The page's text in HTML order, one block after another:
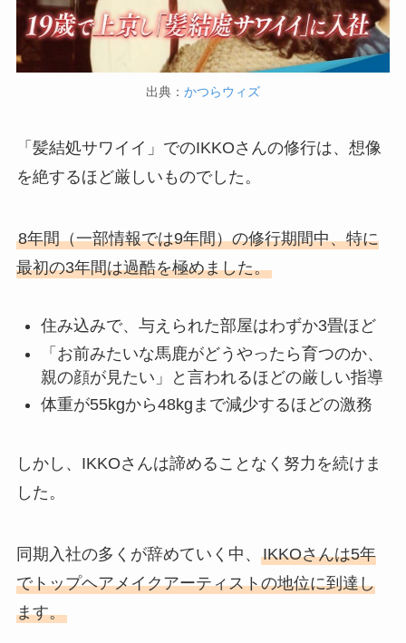
出典： かつらウィズ
「髪結処サワイイ」でのIKKOさんの修行は、想像
を絶するほど厳しいものでした。
8年間（一部情報では9年間）の修行期間中、特に
最初の3年間は過酷を極めました。
住み込みで、与えられた部屋はわずか3畳ほど
「お前みたいな馬鹿がどうやったら育つのか、
親の顔が見たい」と言われるほどの厳しい指導
体重が55kgから48kgまで減少するほどの激務
しかし、IKKOさんは諦めることなく努力を続けま
した。
同期入社の多くが辞めていく中、 IKKOさんは5年
でトップヘアメイクアーティストの地位に到達し
ます。